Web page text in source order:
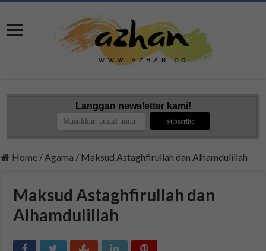
Langgan newsletter kami!
Home / Agama / Maksud Astaghfirullah dan Alhamdulillah
Maksud Astaghfirullah dan
Alhamdulillah